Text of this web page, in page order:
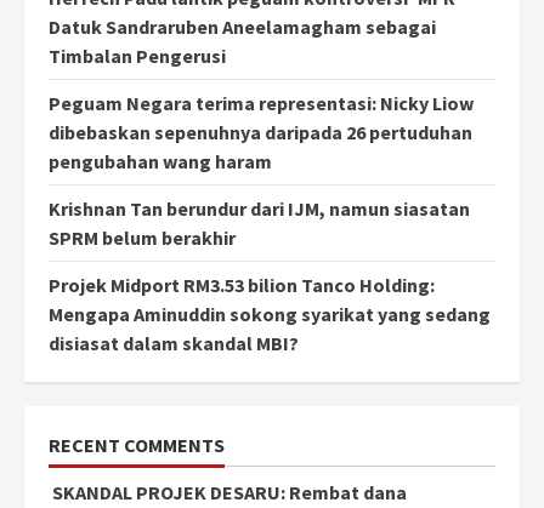
Datuk Sandraruben Aneelamagham sebagai
Timbalan Pengerusi
Peguam Negara terima representasi: Nicky Liow
dibebaskan sepenuhnya daripada 26 pertuduhan
pengubahan wang haram
Krishnan Tan berundur dari IJM, namun siasatan
SPRM belum berakhir
Projek Midport RM3.53 bilion Tanco Holding:
Mengapa Aminuddin sokong syarikat yang sedang
disiasat dalam skandal MBI?
RECENT COMMENTS
SKANDAL PROJEK DESARU: Rembat dana